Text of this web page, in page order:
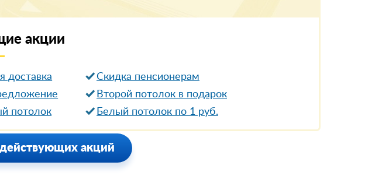
акции
доставка
Cкидка пенсионерам
Второй потолок в подарок
потолок Белый потолок по 1 руб.
акций